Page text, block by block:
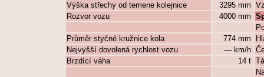
Výška střechy od temene kolejnice
3295 mm
Rozvor vozu
4000 mm
Průměr styčné kružnice kola
774 mm
Nejvyšší dovolená rychlost vozu
— km/h
Brzdící váha
14 t